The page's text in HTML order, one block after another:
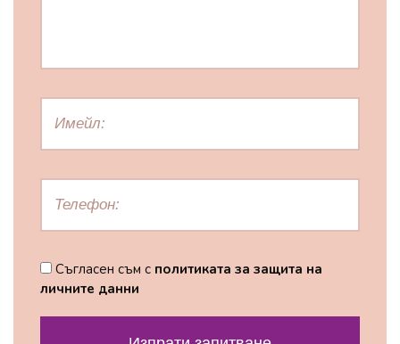
Съгласен съм с политиката за защита на
личните данни